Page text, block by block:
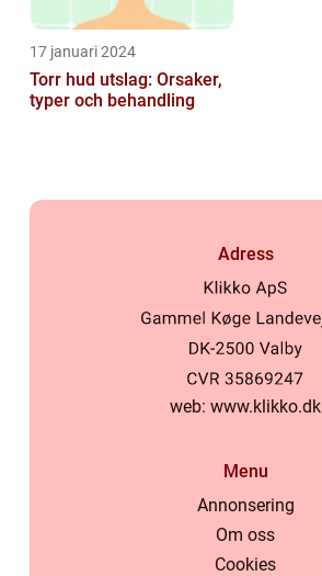
17 januari 2024
Torr hud utslag: Orsaker,
typer och behandling
Adress
web: www.klikko.dk
Menu
Annonsering
Om oss
Cookies